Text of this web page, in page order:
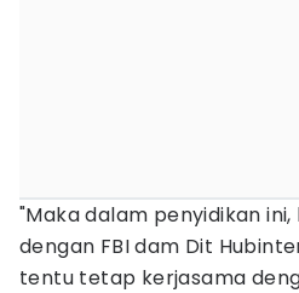
"Maka dalam penyidikan
dengan FBI dam Dit
tentu tetap kerjasama